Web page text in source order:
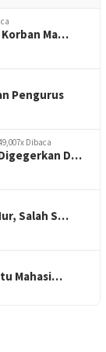
Korban Ma…
Pengurus
Dibaca
D…
Salah S…
Mahasi…